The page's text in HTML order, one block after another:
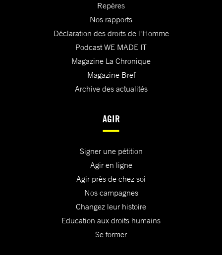
Repères
Nos rapports
Déclaration des droits de l'Homme
Podcast WE MADE IT
Magazine La Chronique
Magazine Bref
Archive des actualités
AGIR
Signer une pétition
Agir en ligne
Agir près de chez soi
Nos campagnes
Changez leur histoire
Education aux droits humains
Se former